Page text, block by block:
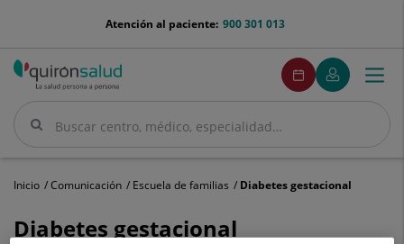
menu-
900 301 013
Atención al paciente:
Buscar
Buscar
menuPedirCita
Pedir
cita
Mi
Quirónsalud
Menú
Inicio Comunicación Escuela de familias Diabetes gestacional
Diabetes gestacional